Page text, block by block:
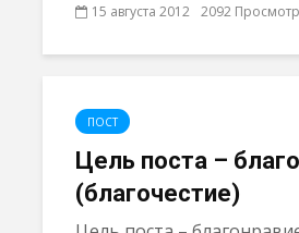
15 августа 2012 2092
ПОСТ
Цель поста –
(благочестие)